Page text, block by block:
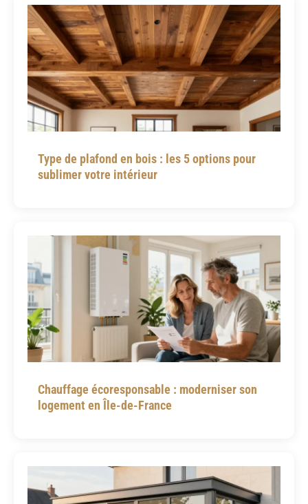
Type de plafond en bois : les 5 options pour
sublimer votre intérieur
Chauffage écoresponsable : moderniser son
logement en Île-de-France